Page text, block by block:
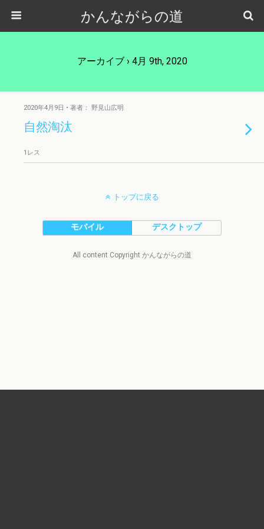
かんながらの道
アーカイブ › 4月 9th, 2020
2020年4月9日 • 著者： 野見山広明
自然淘汰
1レス
トップに戻る
モバイル デスクトップ
All content Copyright かんながらの道